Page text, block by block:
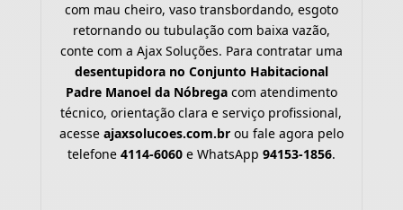
com mau cheiro, vaso transbordando, esgoto
retornando ou tubulação com baixa vazão,
conte com a Ajax Soluções. Para contratar uma
desentupidora no Conjunto Habitacional
Padre Manoel da Nóbregacom atendimento
técnico, orientação clara e serviço profissional,
acesse ajaxsolucoes.com.brou fale agora pelo
telefone 4114-6060e WhatsApp 94153-1856.